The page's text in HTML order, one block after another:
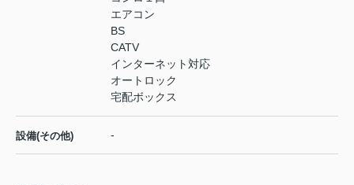
エアコン
BS
CATV
インターネット対応
オートロック
宅配ボックス
設備(その他) -